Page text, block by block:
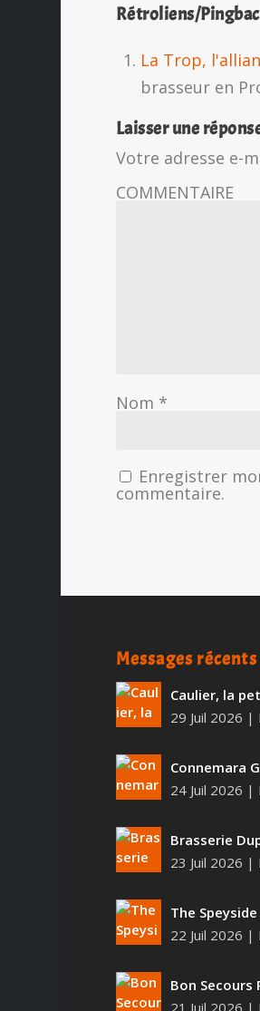
Rétroliens/
La Trop,
brasseur en
Laisser une
Votre adresse e-
COMMENTAIRE
Nom *
Enregistrer
commentaire.
Messages récents
Caulier, la
29 Juil 2026 |
Connemara
24 Juil 2026 |
Brasserie
23 Juil 2026 |
The
22 Juil 2026 |
Bon Secours